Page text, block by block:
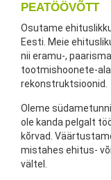
PEATÖÖVÕTT
Osutame
Eesti. Meie
nii eramu-,
tootmishoonete-
rekonstruktsioonid.
Oleme
ole kanda pelgalt
kõrvad.
mistahes ehitus-
vältel.